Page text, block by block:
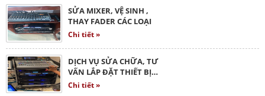
SỬA MIXER, VỆ SINH ,
THAY FADER CÁC LOẠI
Chi tiết »
DỊCH VỤ SỬA CHỮA, TƯ
VẤN LẮP ĐẶT THIẾT BỊ…
Chi tiết »